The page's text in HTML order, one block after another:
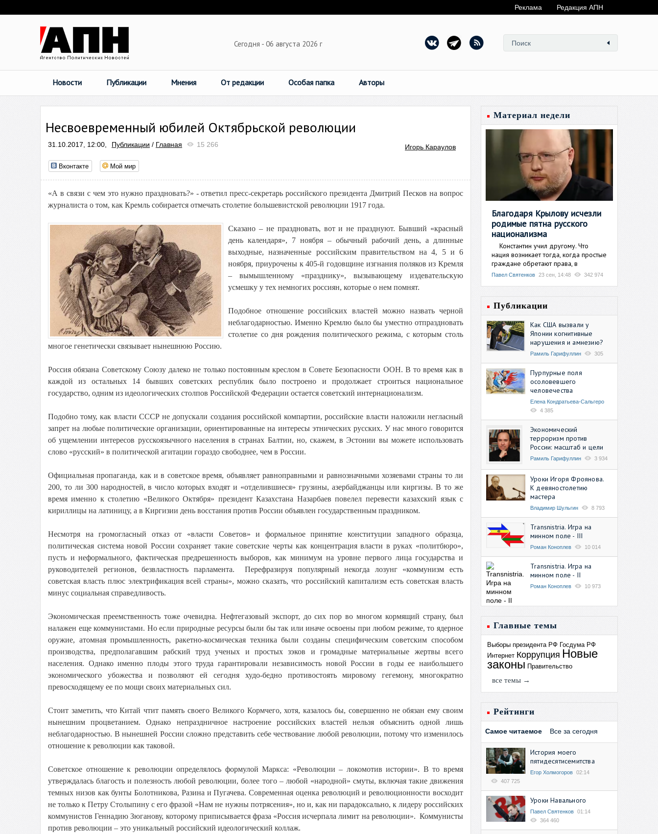
Реклама Редакция АПН
Сегодня - 06 августа 2026 г
Новости Публикации Мнения От редакции Особая папка Авторы
Несвоевременный юбилей Октябрьской революции
31.10.2017, 12:00, Публикации / Главная 15 266 Игорь Караулов
Вконтакте Мой мир
«А в связи с чем это нужно праздновать?» - ответил пресс-секретарь российского президента Дмитрий Песков на вопрос
журналиста о том, как Кремль собирается отмечать столетие большевистской революции 1917 года.
Сказано – не праздновать, вот и не празднуют. Бывший «красный
день календаря», 7 ноября – обычный рабочий день, а длинные
выходные, назначенные российским правительством на 4, 5 и 6
ноября, приурочены к 405-й годовщине изгнания поляков из Кремля
– вымышленному «празднику», вызывающему издевательскую
усмешку у тех немногих россиян, которые о нем помнят.
Подобное отношение российских властей можно назвать черной
неблагодарностью. Именно Кремлю было бы уместно отпраздновать
столетие со дня рождения политического режима, с которым столь
многое генетически связывает нынешнюю Россию.
Россия обязана Советскому Союзу далеко не только постоянным креслом в Совете Безопасности ООН. В то время как в
каждой из остальных 14 бывших советских республик было построено и продолжает строиться национальное
государство, одним из идеологических столпов Российской Федерации остается советский интернационализм.
Подобно тому, как власти СССР не допускали создания российской компартии, российские власти наложили негласный
запрет на любые политические организации, ориентированные на интересы этнических русских. У нас много говорится
об ущемлении интересов русскоязычного населения в странах Балтии, но, скажем, в Эстонии вы можете использовать
слово «русский» в политической агитации гораздо свободнее, чем в России.
Официальная пропаганда, как и в советское время, объявляет равноправными и равнозначными хозяевами страны то ли
200, то ли 300 народностей, в число которых входят и «отделившиеся» грузины, азербайджанцы или киргизы. В то же
время именно к столетию «Великого Октября» президент Казахстана Назарбаев повелел перевести казахский язык с
кириллицы на латиницу, а в Киргизии день восстания против России объявлен государственным праздником.
Несмотря на громогласный отказ от «власти Советов» и формальное принятие конституции западного образца,
политическая система новой России сохраняет такие советские черты как концентрация власти в руках «политбюро»,
пусть и неформального, фактическая предрешенность выборов, как минимум на уровне первого лица государства и
руководителей регионов, безвластность парламента. Перефразируя популярный некогда лозунг «коммунизм есть
советская власть плюс электрификация всей страны», можно сказать, что российский капитализм есть советская власть
минус социальная справедливость.
Экономическая преемственность тоже очевидна. Нефтегазовый экспорт, до сих пор во многом кормящий страну, был
налажен еще коммунистами. Но если природные ресурсы были бы так или иначе освоены при любом режиме, то ядерное
оружие, атомная промышленность, ракетно-космическая техника были созданы специфическим советским способом
производства, предполагавшим рабский труд ученых и простых зэков и громадные материальные жертвы всего
населения. Однако именно плоды этого труда гарантировали независимость новой России в годы ее наибольшего
экономического убожества и позволяют ей сегодня худо-бедно противостоять мировому гегемону, многократно
превосходящему ее по мощи своих материальных сил.
Стоит заметить, что Китай чтит память своего Великого Кормчего, хотя, казалось бы, совершенно не обязан ему своим
нынешним процветанием. Однако непраздничное настроение российских властей нельзя объяснить одной лишь
неблагодарностью. В нынешней России сложно представить себе чествование любой революции, потому что изменилось
отношение к революции как таковой.
Советское отношение к революции определялось формулой Маркса: «Революции – локомотив истории». В то время
утверждалась благость и полезность любой революции, более того – любой «народной» смуты, включая такие движения
темных низов как бунты Болотникова, Разина и Пугачева. Современная оценка революций и революционности восходит
не только к Петру Столыпину с его фразой «Нам не нужны потрясения», но и, как ни парадоксально, к лидеру российских
коммунистов Геннадию Зюганову, которому приписывается фраза «Россия исчерпала лимит на революции». Коммунисты
против революции – это уникальный российский идеологический коллаж.
Материал недели
Благодаря Крылову исчезли
родимые пятна русского
национализма
Константин учил другому. Что
нация возникает тогда, когда простые
граждане обретают права, в
Павел Святенков 23 сен, 14:48 342 974
Публикации
Как США вызвали у
Японии когнитивные
нарушения и амнезию?
Рамиль Гарифуллин 305
Пурпурные поля
осоловевшего
человечества
Елена Кондратьева-Сальгеро
4 385
Экономический
терроризм против
России: масштаб и цели
Рамиль Гарифуллин 3 934
Уроки Игоря Фроянова.
К девяностолетию
мастера
Владимир Шульгин 8 793
Transnistria. Игра на
минном поле - III
Роман Коноплев 10 014
Transnistria. Игра на
минном поле - II
Роман Коноплев 10 973
Главные темы
Выборы президента РФ Госдума РФ
Интернет Коррупция Новые
законы Правительство
все темы →
Рейтинги
Самое читаемое Все за сегодня
История моего
пятидесятисемитства
Егор Холмогоров 02:14
407 725
Уроки Навального
Павел Святенков 01:14
364 460